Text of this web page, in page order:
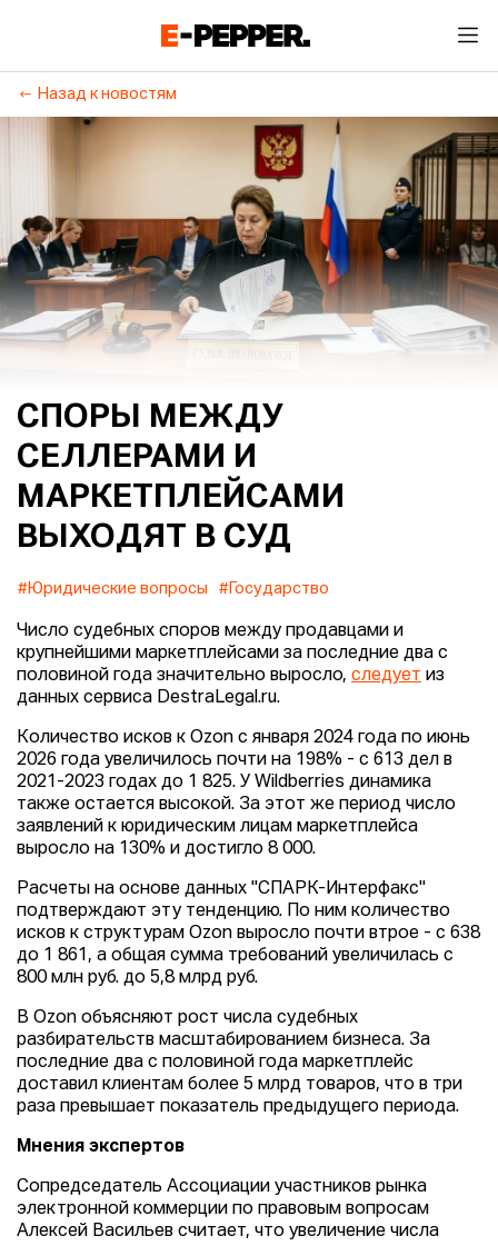
Назад к новостям
СПОРЫ МЕЖДУ
СЕЛЛЕРАМИ И
МАРКЕТПЛЕЙСАМИ
ВЫХОДЯТ В СУД
#Юридические вопросы #Государство
Число судебных споров между продавцами и
крупнейшими маркетплейсами за последние два с
половиной года значительно выросло, следует из
данных сервиса DestraLegal.ru.
Количество исков к Ozon с января 2024 года по июнь
2026 года увеличилось почти на 198% - с 613 дел в
2021-2023 годах до 1 825. У Wildberries динамика
также остается высокой. За этот же период число
заявлений к юридическим лицам маркетплейса
выросло на 130% и достигло 8 000.
Расчеты на основе данных "СПАРК-Интерфакс"
подтверждают эту тенденцию. По ним количество
исков к структурам Ozon выросло почти втрое - с 638
до 1 861, а общая сумма требований увеличилась с
800 млн руб. до 5,8 млрд руб.
В Ozon объясняют рост числа судебных
разбирательств масштабированием бизнеса. За
последние два с половиной года маркетплейс
доставил клиентам более 5 млрд товаров, что в три
раза превышает показатель предыдущего периода.
Мнения экспертов
Сопредседатель Ассоциации участников рынка
электронной коммерции по правовым вопросам
Алексей Васильев считает, что увеличение числа